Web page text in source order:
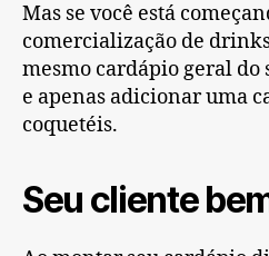
Mas se você está
comercialização de
mesmo cardápio geral do
e apenas adicionar uma
coquetéis.
Seu cliente